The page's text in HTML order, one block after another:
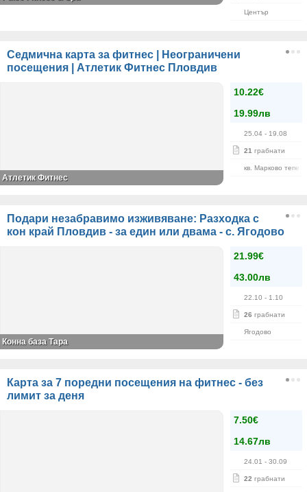
Център
Седмична карта за фитнес | Неограничени
посещения | Атлетик Фитнес Пловдив
10.22€
19.99лв
25.04 - 19.08
21 грабнати
кв. Марково тепе
Атлетик Фитнес
Подари незабравимо изживяване: Разходка с
кон край Пловдив - за един или двама - с. Ягодово
21.99€
43.00лв
22.10 - 1.10
26 грабнати
Ягодово
Конна база Тара
Карта за 7 поредни посещения на фитнес - без
лимит за деня
7.50€
14.67лв
24.01 - 30.09
22 грабнати